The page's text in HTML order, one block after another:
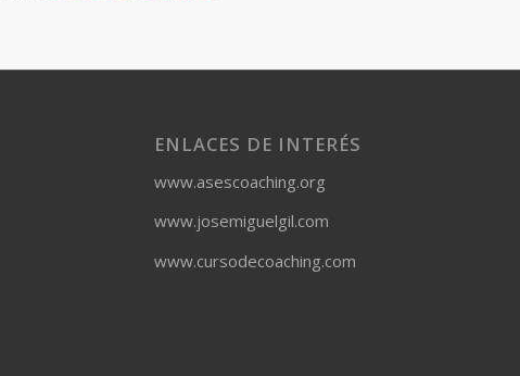
ENLACES DE INTERÉS
www.asescoaching.org
www.josemiguelgil.com
www.cursodecoaching.com